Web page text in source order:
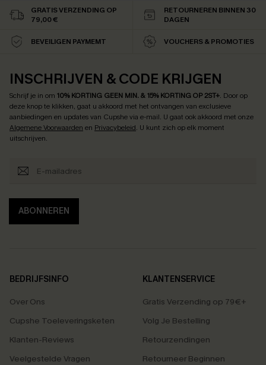
GRATIS VERZENDING OP
79,00 €
RETOURNEREN BINNEN 30
DAGEN
BEVEILIGEN PAYMEMT VOUCHERS & PROMOTIES
INSCHRIJVEN & CODE KRIJGEN
Schrijf je in om 10% KORTING GEEN MIN. & 15% KORTING OP 2ST+. Door op
deze knop te klikken, gaat u akkoord met het ontvangen van exclusieve
aanbiedingen en updates van Cupshe via e-mail. U gaat ook akkoord met onze
Algemene Voorwaarden en Privacybeleid. U kunt zich op elk moment
uitschrijven.
ABONNEREN
BEDRIJFSINFO
Over Ons
Cupshe Toeleveringsketen
Klanten-Reviews
Veelgestelde Vragen
KLANTENSERVICE
Gratis Verzending op 79€+
Volg Je Bestelling
Retourzendingen
Retourneer Beginnen